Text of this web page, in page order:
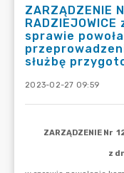
ZARZĄDZENIE
sprawie
służbę
2023-02-27 09:59